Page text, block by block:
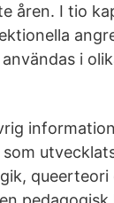
åren. I tio
i
queerteori